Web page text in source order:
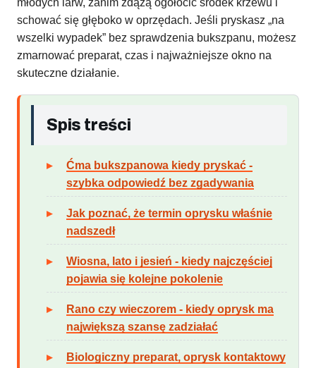
młodych larw, zanim zdążą ogołocić środek krzewu i
schować się głęboko w oprzędach. Jeśli pryskasz „na
wszelki wypadek” bez sprawdzenia bukszpanu, możesz
zmarnować preparat, czas i najważniejsze okno na
skuteczne działanie.
Spis treści
Ćma bukszpanowa kiedy pryskać -
szybka odpowiedź bez zgadywania
Jak poznać, że termin oprysku właśnie
nadszedł
Wiosna, lato i jesień - kiedy najczęściej
pojawia się kolejne pokolenie
Rano czy wieczorem - kiedy oprysk ma
największą szansę zadziałać
Biologiczny preparat, oprysk kontaktowy